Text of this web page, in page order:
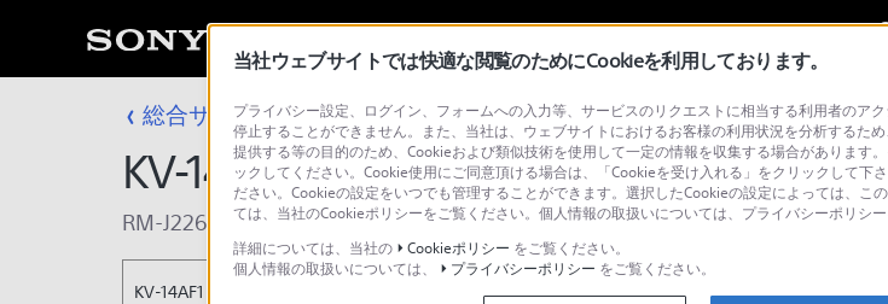
総合サポート・お問い合わせ テレビ＆プロジェクター
KV-14AF1
RM-J226
KV-14AF1
当社ウェブサイトでは快適な閲覧のためにCookieを利用しております。
プライバシー設定、ログイン、フォームへの入力等、サービスのリクエストに相当する利用者のア
停止することができません。また、当社は、ウェブサイトにおけるお客様の利用状況を分析するた
提供する等の目的のため、Cookieおよび類似技術を使用して一定の情報を収集する場合があります
ックしてください。Cookie使用にご同意頂ける場合は、「Cookieを受け入れる」をクリックして下
ださい。Cookieの設定をいつでも管理することができます。選択したCookieの設定によっては、
ては、当社のCookieポリシーをご覧ください。個人情報の取扱いについては、プライバシーポリシー
詳細については、当社の
Cookieポリシー をご覧ください。
個人情報の取扱いについては、
プライバシーポリシー をご覧ください。